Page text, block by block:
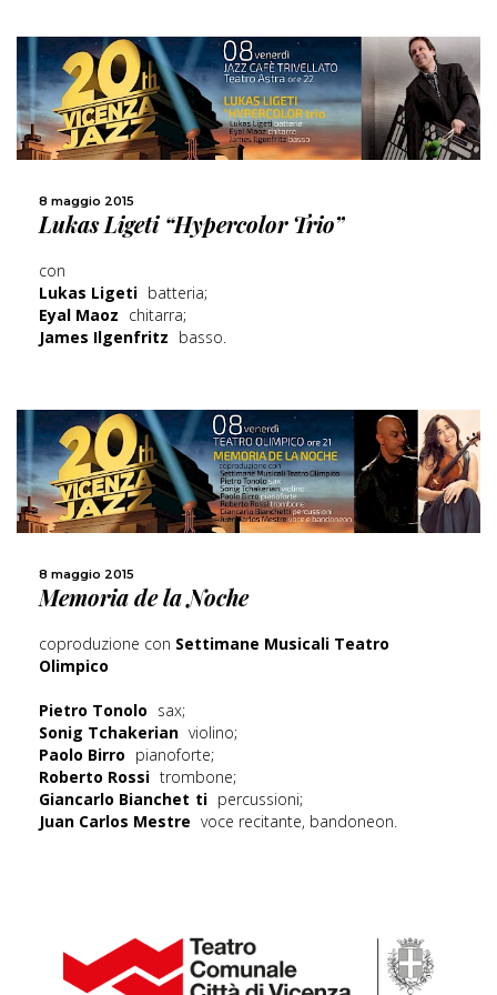
8 maggio 2015
Lukas Ligeti “Hypercolor Trio”
con
Lukas Ligeti batteria;
Eyal Maoz chitarra;
James Ilgenfritz basso.
SCOPRI DI PIÙ
CONDIVIDI
8 maggio 2015
Memoria de la Noche
coproduzione con Settimane Musicali Teatro
Olimpico
Pietro Tonolo sax;
Sonig Tchakerian violino;
Paolo Birro pianoforte;
Roberto Rossi trombone;
Giancarlo Bianchet ti percussioni;
Juan Carlos Mestre voce recitante, bandoneon.
SCOPRI DI PIÙ
CONDIVIDI